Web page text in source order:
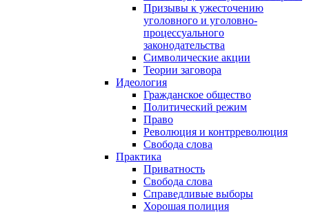
Призывы к ужесточению
уголовного и уголовно-
процессуального
законодательства
Символические акции
Теории заговора
Идеология
Гражданское общество
Политический режим
Право
Революция и контрреволюция
Свобода слова
Практика
Приватность
Свобода слова
Справедливые выборы
Хорошая полиция